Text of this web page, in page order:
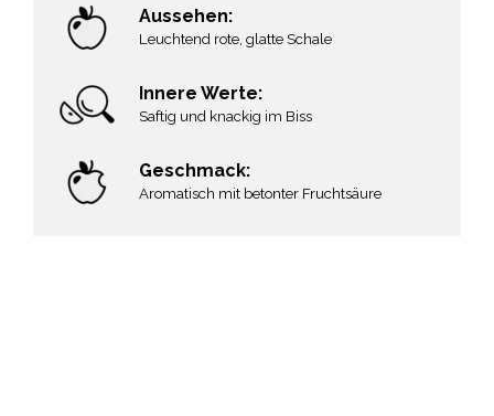
gelber Grundton mit rot gestreiften
Farbanteilen, runde Form mit abgeflachter
Innere Werte:
knackiges Fruchtfleisch mit schöner
Geschmack:
Aussehen:
Leuchtend rote, glatte Schale
Innere Werte:
Saftig und knackig im Biss
Geschmack:
Aromatisch mit betonter Fruchtsäure